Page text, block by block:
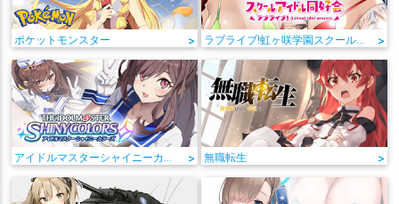
ポケットモンスター > ラブライブ!虹ヶ咲学園スクールアイドル同好会 >
アイドルマスターシャイニーカラーズ > 無職転生 >